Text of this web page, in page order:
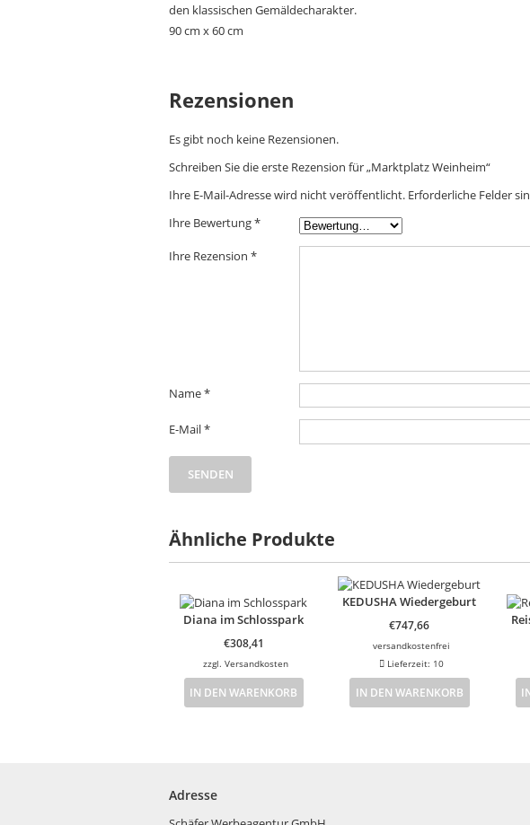
den klassischen Gemäldecharakter.
90 cm x 60 cm
Rezensionen
Es gibt noch keine Rezensionen.
Schreiben Sie die erste Rezension für „Marktplatz Weinheim“
Ihre E-Mail-Adresse wird nicht veröffentlicht. Erforderliche Felder
Ihre Bewertung*
Ihre Rezension *
Name*
E-Mail*
Ähnliche Produkte
Diana im Schlosspark
€308,41
zzgl. Versandkosten
IN DEN WARENKORB
KEDUSHA Wiedergeburt
€747,66
versandkostenfrei
Lieferzeit: 10
IN DEN WARENKORB
Adresse